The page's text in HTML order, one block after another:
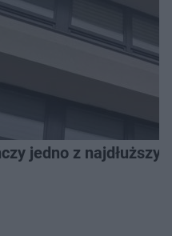
jedno z